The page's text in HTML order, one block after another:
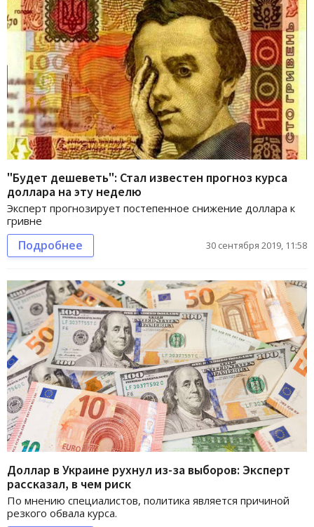
"Будет дешеветь": Стал известен прогноз курса
доллара на эту неделю
Эксперт прогнозирует постепенное снижение доллара к
гривне
Подробнее 30 сентября 2019, 11:58
Доллар в Украине рухнул из-за выборов: Эксперт
рассказал, в чем риск
По мнению специалистов, политика является причиной
резкого обвала курса.